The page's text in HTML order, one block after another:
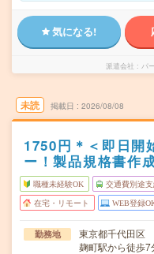
気になる!
派遣会社 パ
未読 掲載日 2026/08/08
1750円＊＜即日開
ー！製品規格書作
職種未経験OK 交通費別途支
在宅・リモート WEB登録
勤務地
東京都千代田区
麹町駅から徒歩